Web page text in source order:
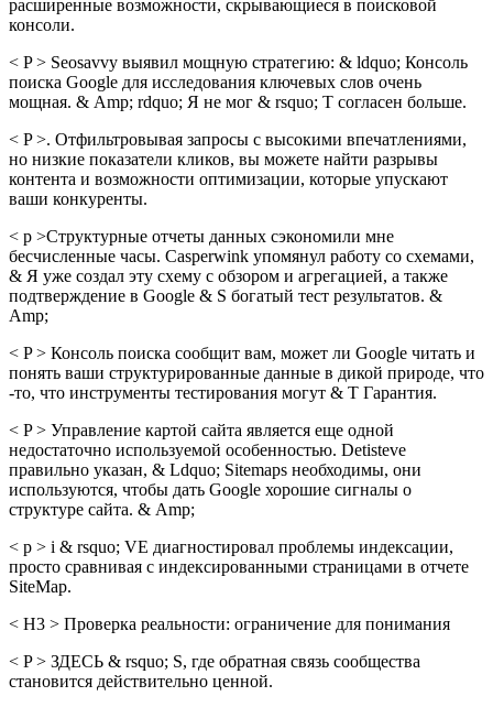
расширенные возможности, скрывающиеся в поисковой
консоли.
< P > Seosavvy выявил мощную стратегию: & ldquo; Консоль
поиска Google для исследования ключевых слов очень
мощная. & Amp; rdquo; Я не мог & rsquo; T согласен больше.
< P >. Отфильтровывая запросы с высокими впечатлениями,
но низкие показатели кликов, вы можете найти разрывы
контента и возможности оптимизации, которые упускают
ваши конкуренты.
< p >Структурные отчеты данных сэкономили мне
бесчисленные часы. Casperwink упомянул работу со схемами,
& Я уже создал эту схему с обзором и агрегацией, а также
подтверждение в Google & S богатый тест результатов. &
Amp;
< P > Консоль поиска сообщит вам, может ли Google читать и
понять ваши структурированные данные в дикой природе, что
-то, что инструменты тестирования могут & T Гарантия.
< P > Управление картой сайта является еще одной
недостаточно используемой особенностью. Detisteve
правильно указан, & Ldquo; Sitemaps необходимы, они
используются, чтобы дать Google хорошие сигналы о
структуре сайта. & Amp;
< p > i & rsquo; VE диагностировал проблемы индексации,
просто сравнивая с индексированными страницами в отчете
SiteMap.
< H3 > Проверка реальности: ограничение для понимания
< P > ЗДЕСЬ & rsquo; S, где обратная связь сообщества
становится действительно ценной.